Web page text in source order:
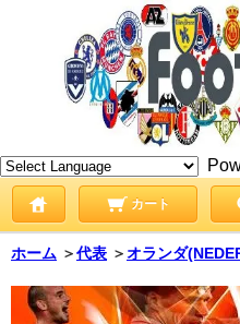
カート
ホーム ＞代表 ＞オランダ